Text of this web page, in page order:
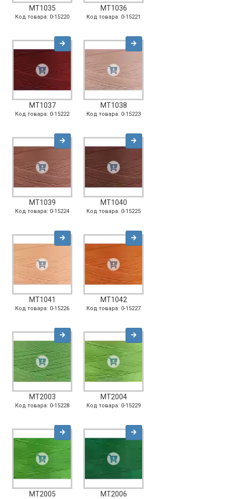
MT1035
Код товара: 0-15220
MT1036
Код товара: 0-15221
MT1037
Код товара: 0-15222
MT1038
Код товара: 0-15223
MT1039
Код товара: 0-15224
MT1040
Код товара: 0-15225
MT1041
Код товара: 0-15226
MT1042
Код товара: 0-15227
MT2003
Код товара: 0-15228
MT2004
Код товара: 0-15229
MT2005 MT2006